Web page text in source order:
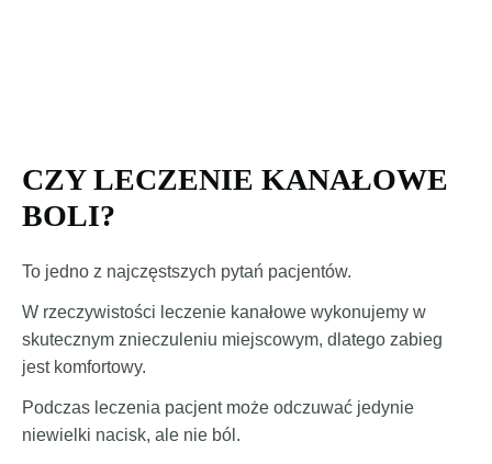
CZY LECZENIE KANAŁOWE
BOLI?
To jedno z najczęstszych pytań pacjentów.
W rzeczywistości leczenie kanałowe wykonujemy w
skutecznym znieczuleniu miejscowym, dlatego zabieg
jest komfortowy.
Podczas leczenia pacjent może odczuwać jedynie
niewielki nacisk, ale nie ból.